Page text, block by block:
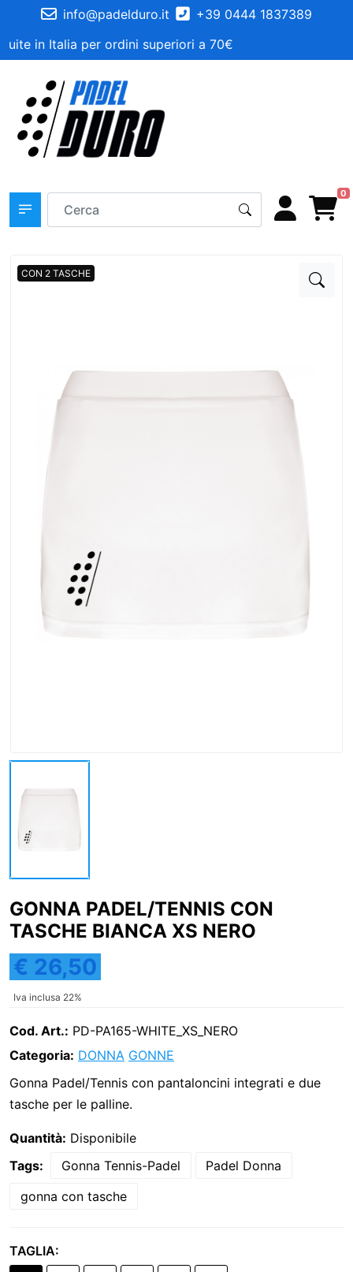
info@padelduro.it
+39 0444 1837389
in Italia per ordini superiori a 70€
0
CON 2 TASCHE
GONNA PADEL/TENNIS CON
TASCHE BIANCA XS NERO
€ 26,50
Iva inclusa 22%
Cod. Art.: PD-PA165-WHITE_XS_NERO
Categoria: DONNA GONNE
Gonna Padel/Tennis con pantaloncini integrati e due
tasche per le palline.
Quantità: Disponibile
Tags:
Gonna Tennis-Padel
Padel Donna
gonna con tasche
TAGLIA: